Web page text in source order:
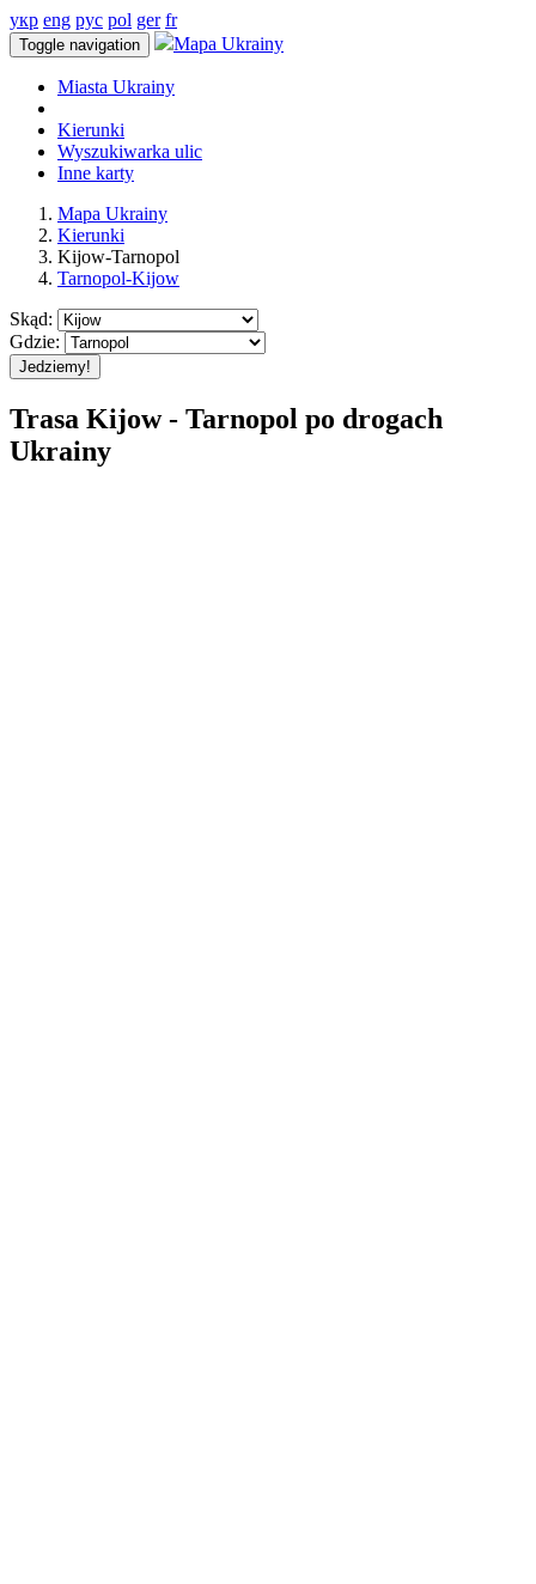
укр eng рус pol ger fr
Toggle navigation Mapa Ukrainy
Miasta Ukrainy
Kierunki
Wyszukiwarka ulic
Inne karty
Mapa Ukrainy
Kierunki
Kijow-Tarnopol
Tarnopol-Kijow
Skąd:
Gdzie:
Jedziemy!
Trasa Kijow - Tarnopol po drogach
Ukrainy